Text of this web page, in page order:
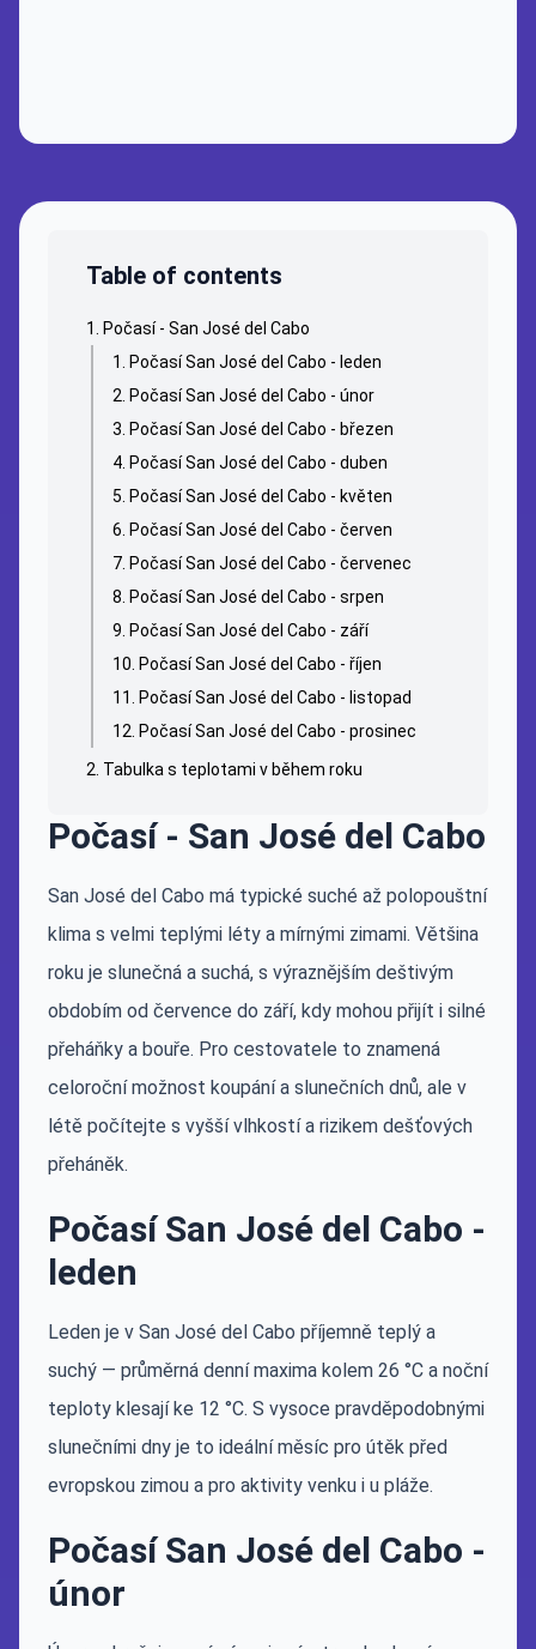
Table of contents
Počasí - San José del Cabo
Počasí San José del Cabo - leden
Počasí San José del Cabo - únor
Počasí San José del Cabo - březen
Počasí San José del Cabo - duben
Počasí San José del Cabo - květen
Počasí San José del Cabo - červen
Počasí San José del Cabo - červenec
Počasí San José del Cabo - srpen
Počasí San José del Cabo - září
Počasí San José del Cabo - říjen
Počasí San José del Cabo - listopad
Počasí San José del Cabo - prosinec
Tabulka s teplotami v během roku
Počasí - San José del Cabo
San José del Cabo má typické suché až polopouštní
klima s velmi teplými léty a mírnými zimami. Většina
roku je slunečná a suchá, s výraznějším deštivým
obdobím od července do září, kdy mohou přijít i silné
přeháňky a bouře. Pro cestovatele to znamená
celoroční možnost koupání a slunečních dnů, ale v
létě počítejte s vyšší vlhkostí a rizikem dešťových
přeháněk.
Počasí San José del Cabo -
leden
Leden je v San José del Cabo příjemně teplý a
suchý — průměrná denní maxima kolem 26 °C a noční
teploty klesají ke 12 °C. S vysoce pravděpodobnými
slunečními dny je to ideální měsíc pro útěk před
evropskou zimou a pro aktivity venku i u pláže.
Počasí San José del Cabo -
únor